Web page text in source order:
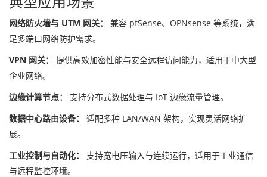
网络防火墙与 UTM 网关：
兼容 pfSense、OPNsense 等系统，满
足多端口网络防护需求。
VPN 网关：
提供高效加密性能与安全远程访问能力，适用于中大型
企业网络。
边缘计算节点：
支持分布式数据处理与 IoT 边缘流量管理。
数据中心路由设备：
适配多种 LAN/WAN 架构，实现灵活网络扩
展。
工业控制与自动化：
支持宽电压输入与连续运行，适用于工业通信
与远程监控环境。